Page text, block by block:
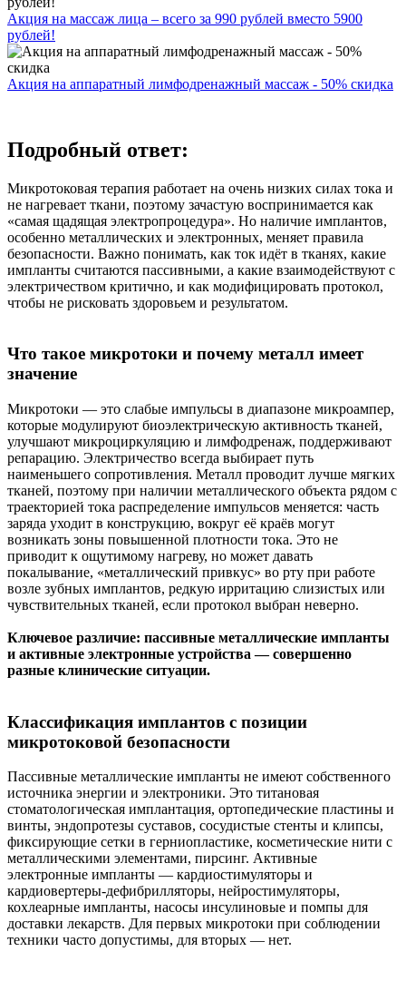
Акция на массаж лица – всего за 990 рублей вместо 5900
рублей!
Акция на аппаратный лимфодренажный массаж - 50% скидка
Подробный ответ:
Микротоковая терапия работает на очень низких силах тока и
не нагревает ткани, поэтому зачастую воспринимается как
«самая щадящая электропроцедура». Но наличие имплантов,
особенно металлических и электронных, меняет правила
безопасности. Важно понимать, как ток идёт в тканях, какие
импланты считаются пассивными, а какие взаимодействуют с
электричеством критично, и как модифицировать протокол,
чтобы не рисковать здоровьем и результатом.
Что такое микротоки и почему металл имеет
значение
Микротоки — это слабые импульсы в диапазоне микроампер,
которые модулируют биоэлектрическую активность тканей,
улучшают микроциркуляцию и лимфодренаж, поддерживают
репарацию. Электричество всегда выбирает путь
наименьшего сопротивления. Металл проводит лучше мягких
тканей, поэтому при наличии металлического объекта рядом с
траекторией тока распределение импульсов меняется: часть
заряда уходит в конструкцию, вокруг её краёв могут
возникать зоны повышенной плотности тока. Это не
приводит к ощутимому нагреву, но может давать
покалывание, «металлический привкус» во рту при работе
возле зубных имплантов, редкую ирритацию слизистых или
чувствительных тканей, если протокол выбран неверно.
Ключевое различие: пассивные металлические импланты
и активные электронные устройства — совершенно
разные клинические ситуации.
Классификация имплантов с позиции
микротоковой безопасности
Пассивные металлические импланты не имеют собственного
источника энергии и электроники. Это титановая
стоматологическая имплантация, ортопедические пластины и
винты, эндопротезы суставов, сосудистые стенты и клипсы,
фиксирующие сетки в герниопластике, косметические нити с
металлическими элементами, пирсинг. Активные
электронные импланты — кардиостимуляторы и
кардиовертеры‑дефибрилляторы, нейростимуляторы,
кохлеарные импланты, насосы инсулиновые и помпы для
доставки лекарств. Для первых микротоки при соблюдении
техники часто допустимы, для вторых — нет.